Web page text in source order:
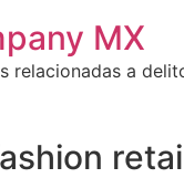
MX
relacionadas a